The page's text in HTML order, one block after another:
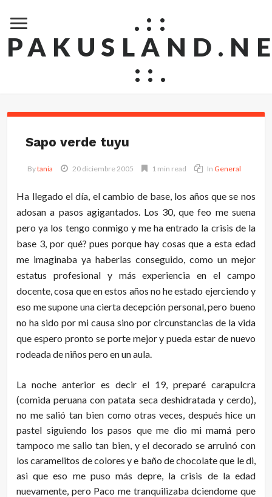
.::
::.
Sapo verde tuyu
Bytania 20 diciembre 2005 1 min read In General
Ha llegado el día, el cambio de base, los años que se nos
adosan a pasos agigantados. Los 30, que feo me suena
pero ya los tengo conmigo y me ha entrado la crisis de la
base 3, por qué? pues porque hay cosas que a esta edad
me imaginaba ya haberlas conseguido, como un mejor
estatus profesional y más experiencia en el campo
docente, cosa que en estos años no he estado ejerciendo y
eso me supone una cierta decepción personal, pero bueno
no ha sido por mi causa sino por circunstancias de la vida
que espero pronto se porte mejor y pueda estar de nuevo
rodeada de niños pero en un aula.
La noche anterior es decir el 19, preparé carapulcra
(comida peruana con patata seca deshidratada y cerdo),
no me salió tan bien como otras veces, después hice un
pastel siguiendo los pasos que me dio mi mamá pero
tampoco me salio tan bien, y el decorado se arruinó con
los caramelitos de colores y e baño de chocolate que le di,
asi que eso me puso más depre, la crisis de la edad
nuevamente, pero Paco me tranquilizaba dciendome que